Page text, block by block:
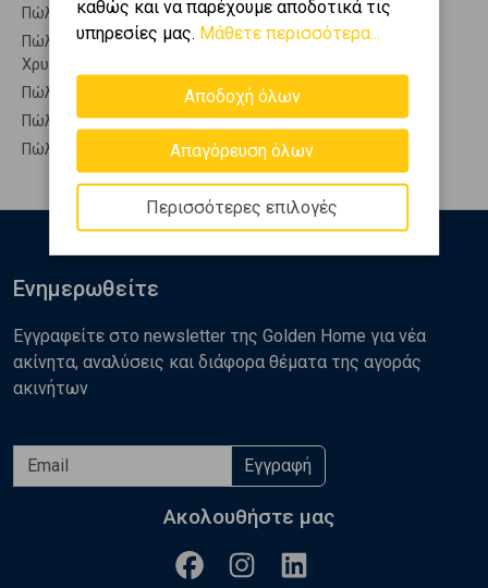
Πώληση Ρετιρέ ΝΕΑ ΧΑΛΚΗΔΟΝΑ - Χρυσαλλίδα
Πώληση Συγκροτήματα κατοικιών ΝΕΑ ΧΑΛΚΗΔΟΝΑ -
Χρυσαλλίδα
Πώληση Υπόγεια ΝΕΑ ΧΑΛΚΗΔΟΝΑ - Χρυσαλλίδα
Πώληση Υπόσκαφα ΝΕΑ ΧΑΛΚΗΔΟΝΑ - Χρυσαλλίδα
Πώληση Υπολ. υψουν ΝΕΑ ΧΑΛΚΗΔΟΝΑ - Χρυσαλλίδα
καθώς και να παρέχουμε αποδοτικά τις
υπηρεσίες μας. Μάθετε περισσότερα...
Αποδοχή όλων
Απαγόρευση όλων
Περισσότερες επιλογές
Ενημερωθείτε
Εγγραφείτε στο newsletter της Golden Home για νέα
ακίνητα, αναλύσεις και διάφορα θέματα της αγοράς
ακινήτων
Εγγραφή
Ακολουθήστε μας